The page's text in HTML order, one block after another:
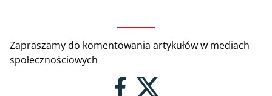
Zapraszamy do komentowania artykułów w mediach
społecznościowych